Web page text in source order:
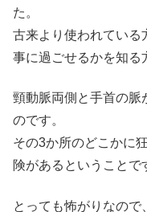
た。
古来より使われている
事に過ごせるかを知る
頸動脈両側と手首の脈
のです。
その3か所のどこかに
険があるということで
とっても怖がりなの